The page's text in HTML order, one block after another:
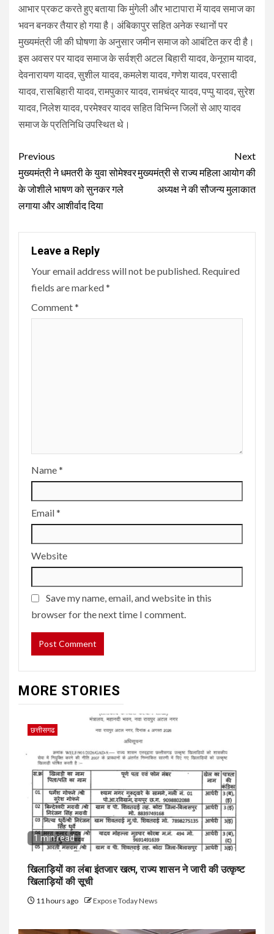
आभार प्रकट करते हुए बताया कि मुंगेली और भाटापारा में यादव समाज का
भवन बनकर तैयार हो गया है। अंबिकापुर सहित अनेक स्थानों पर
मुख्यमंत्री जी की घोषणा के अनुसार जमीन समाज को आबंटित कर दी है।
इस अवसर पर यादव समाज के सर्वश्री अटल बिहारी यादव, केनूराम यादव,
देवनारायण यादव, सुशील यादव, कमलेश यादव, गणेश यादव, परसादी
यादव, रासबिहारी यादव, रामपुकार यादव, रामचंद्र यादव, पप्पु यादव, सुरेश
यादव, निलेश यादव, परमेश्वर यादव सहित विभिन्न जिलों से आए यादव
समाज के प्रतिनिधि उपस्थित थे।
Continue
Reading
Previous
मुख्यमंत्री ने धमतरी के युवा सोमेश्वर
के जोशीले भाषण को सुनकर गले
लगाया और आशीर्वाद दिया
Next
मुख्यमंत्री से राज्य महिला आयोग की
अध्यक्ष ने की सौजन्य मुलाकात
Leave a Reply
Your email address will not be published. Required
fields are marked*
Comment*
Name*
Email*
Website
Save my name, email, and website in this
browser for the next time I comment.
MORE STORIES
छत्तीसगढ
1 min read
खिलाड़ियों का लंबा इंतजार खत्म, राज्य शासन ने जारी की उत्कृष्ट
खिलाड़ियों की सूची
11 hours ago Expose Today News